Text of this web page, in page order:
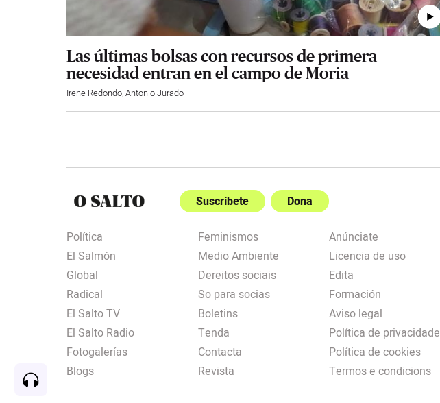
Las últimas bolsas con recursos de primera
necesidad entran en el campo de Moria
Irene Redondo,Antonio Jurado
Suscríbete Dona
Política
El Salmón
Global
Radical
El Salto TV
El Salto Radio
Fotogalerías
Blogs
Feminismos
Medio Ambiente
Dereitos sociais
So para socias
Boletins
Tenda
Contacta
Revista
Anúnciate
Licencia de uso
Edita
Formación
Aviso legal
Política de privacidade
Política de cookies
Termos e condicions